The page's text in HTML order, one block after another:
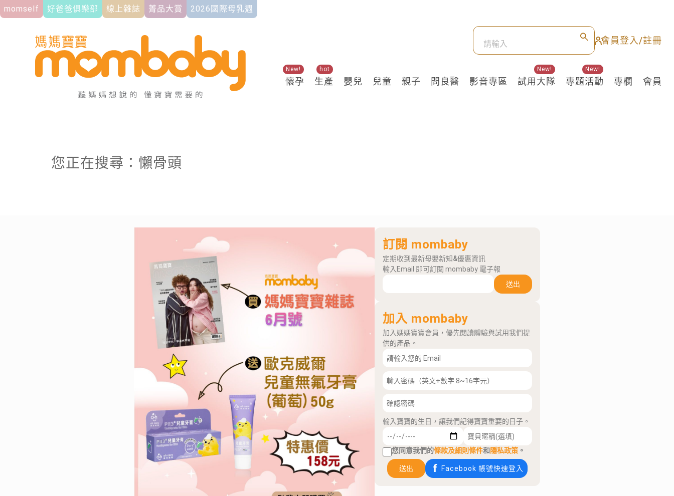
momself 好爸爸俱樂部 線上雜誌 菁品大賞 2026國際母乳週
會員登入/註冊
懷孕
New!
生產
hot
嬰兒 兒童 親子 問良醫 影音專區 試用大隊
New!
專題活動
New!
專欄 會員
關鍵熱搜
您正在搜尋：懶骨頭
訂閱 mombaby
定期收到最新母嬰新知&優惠資訊
輸入Email 即可訂閱 mombaby 電子報
送出
加入 mombaby
加入媽媽寶寶會員，優先閱讀體驗與試用我們提
供的產品。
輸入寶寶的生日，讓我們記得寶寶重要的日子。
您同意我們的條款及細則條件和隱私政策 。
送出 Facebook 帳號快速登入